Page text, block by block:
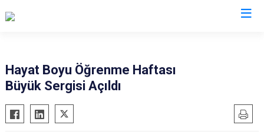
Hayat Boyu Öğrenme Haftası
Büyük Sergisi Açıldı